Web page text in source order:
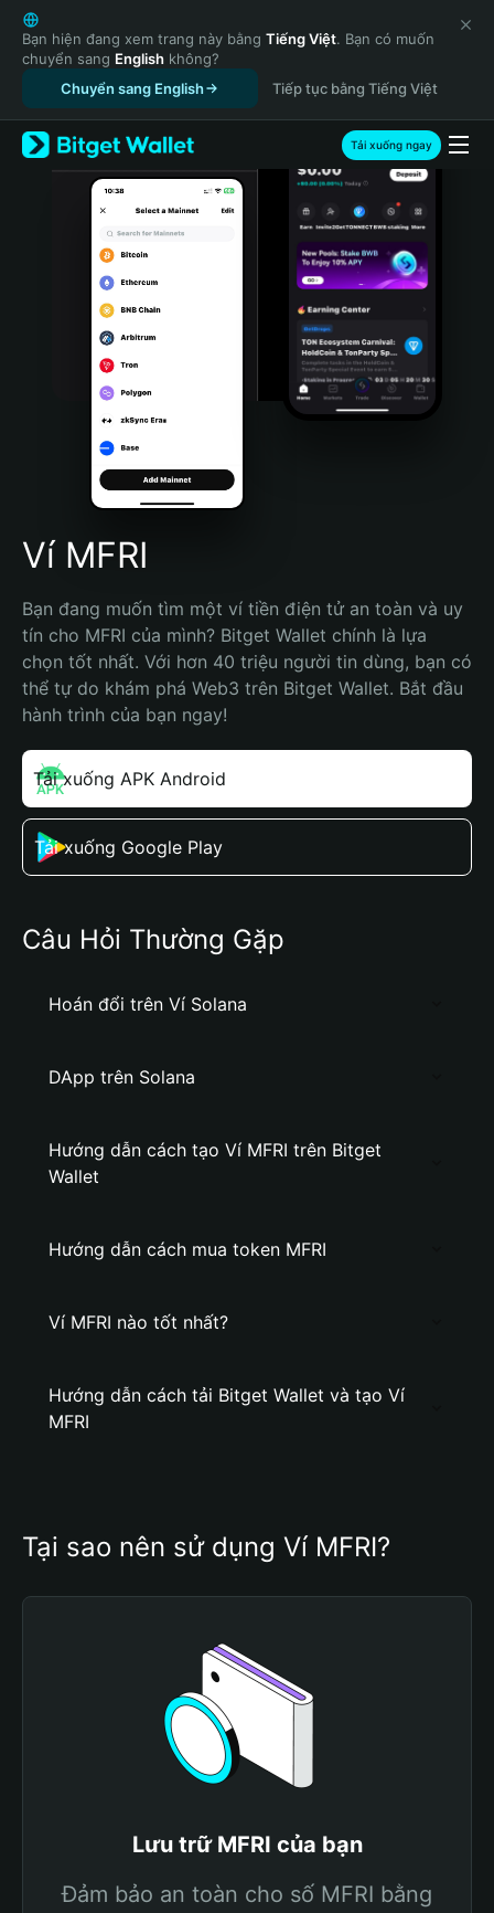
English
日本語
Tiếng Việt
Русский
Español (Latinoamérica)
Türkçe
Italiano
Português (Portugal)
Bahasa Indonesia
Português (Brasil)
Español (Argentina)
Bạn hiện đang xem trang này bằng Tiếng Việt. Bạn có muốn
chuyển sang English không?
Chuyển sang English
Tiếp tục bằng Tiếng Việt
Tải xuống ngay
Ví MFRI
Bạn đang muốn tìm một ví tiền điện tử an toàn và uy
tín cho MFRI của mình? Bitget Wallet chính là lựa
chọn tốt nhất. Với hơn 40 triệu người tin dùng, bạn có
thể tự do khám phá Web3 trên Bitget Wallet. Bắt đầu
hành trình của bạn ngay!
Tải xuống APK Android
Tải xuống Google Play
Câu Hỏi Thường Gặp
Hoán đổi trên Ví Solana
DApp trên Solana
Hướng dẫn cách tạo Ví MFRI trên Bitget
Wallet
Hướng dẫn cách mua token MFRI
Ví MFRI nào tốt nhất?
Hướng dẫn cách tải Bitget Wallet và tạo Ví
MFRI
Tại sao nên sử dụng Ví MFRI?
Lưu trữ MFRI của bạn
Đảm bảo an toàn cho số MFRI bằng